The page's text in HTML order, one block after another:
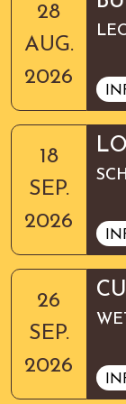
28
AUG.
2026
18
SEP.
2026
26
SEP.
2026